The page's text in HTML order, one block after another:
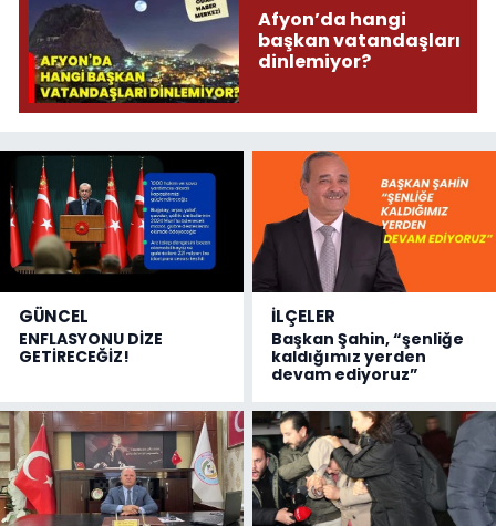
Afyon’da hangi
başkan vatandaşları
dinlemiyor?
GÜNCEL
ENFLASYONU DİZE
GETİRECEĞİZ!
İLÇELER
Başkan Şahin, “şenliğe
kaldığımız yerden
devam ediyoruz”